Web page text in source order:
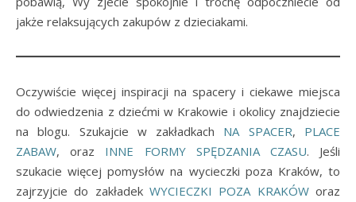
jakże relaksujących zakupów z dzieciakami.
Oczywiście więcej inspiracji na spacery i ciekawe miejsca
do odwiedzenia z dziećmi w Krakowie i okolicy znajdziecie
na blogu. Szukajcie w zakładkach NA SPACER, PLACE
ZABAW, oraz INNE FORMY SPĘDZANIA CZASU. Jeśli
szukacie więcej pomysłów na wycieczki poza Kraków, to
zajrzyjcie do zakładek WYCIECZKI POZA KRAKÓWoraz